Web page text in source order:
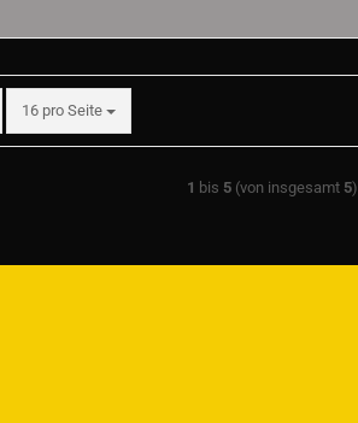
16 pro Seite
pro Seite
1 bis 5 (von insgesamt 5)